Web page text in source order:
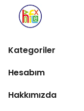
Kategoriler
Hesabım
Hakkımızda